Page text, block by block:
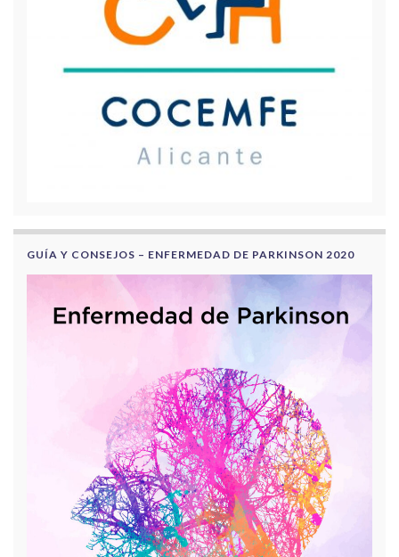
GUÍA Y CONSEJOS – ENFERMEDAD DE PARKINSON 2020